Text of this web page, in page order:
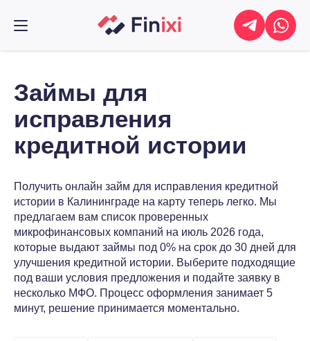
Займы для
исправления
кредитной истории
Получить онлайн займ для исправления кредитной
истории в Калининграде на карту теперь легко. Мы
предлагаем вам список проверенных
микрофинансовых компаний на июль 2026 года,
которые выдают займы под 0% на срок до 30 дней для
улучшения кредитной истории. Выберите подходящие
под ваши условия предложения и подайте заявку в
несколько МФО. Процесс оформления занимает 5
минут, решение принимается моментально.